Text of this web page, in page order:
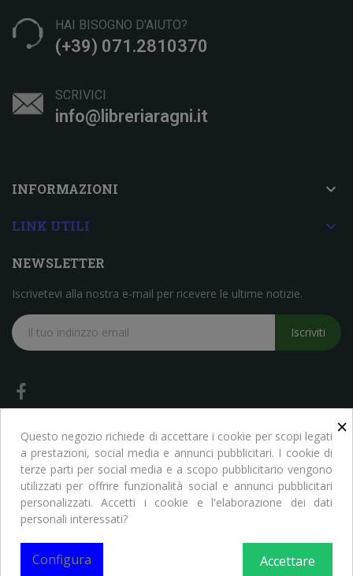
HAI BISOGNO D'AIUTO?
(+39) 071.2810370
SCRIVICI
info@libreriaragni.it
INFORMAZIONI 
LINK UTILI 
NEWSLETTER
Iscrivetevi alla nostra e-mail per ricevere le ultime notizie.
Iscriviti
Copyright © Libreria Scientifica Ragni. Tutti i Diritti Riservati
×
Questo negozio richiede di accettare i cookie per scopi legati
a prestazioni, social media e annunci pubblicitari. I cookie di
terze parti per social media e a scopo pubblicitario vengono
utilizzati per offrire funzionalità social e annunci pubblicitari
personalizzati. Accetti i cookie e l'elaborazione dei dati
personali interessati?
Accettare
Configura